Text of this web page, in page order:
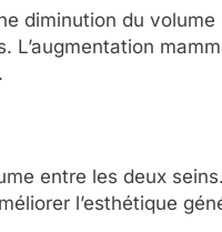
diminution du volume
L’augmentation
entre les deux
l’esthétique